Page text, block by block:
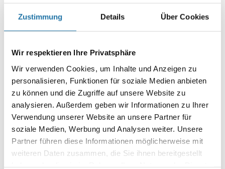
Zustimmung Details Über Cookies
Wir respektieren Ihre Privatsphäre
Wir verwenden Cookies, um Inhalte und Anzeigen zu
personalisieren, Funktionen für soziale Medien anbieten
zu können und die Zugriffe auf unsere Website zu
analysieren. Außerdem geben wir Informationen zu Ihrer
Verwendung unserer Website an unsere Partner für
soziale Medien, Werbung und Analysen weiter. Unsere
Partner führen diese Informationen möglicherweise mit
weiteren Daten zusammen, die Sie ihnen bereitgestellt
erhöhen die
Wassertemperatur.
Wir bieten Ihnen für jedes Schwimmbecken die
passende Abdeckung.
UM MEHR ZU ERFAHREN!
WÄHLEN SIE EIN PRODUKT UM MEHR ZU ERFAHREN
POOLABDECKPLANEN